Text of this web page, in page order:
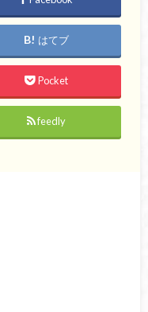
はてブ
Pocket
feedly